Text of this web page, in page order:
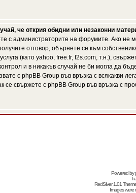
че открия обидни или незаконни
с администраторите на форумите. Ако не
отговор, обърнете се към
(като yahoo, free.fr, f2s.com, т.н.),
и в никакъв случай не би могла да
с phpBB Group във връзка с всякакви
се свържете с phpBB Group във връзка с
Powered by
RedSilver 1.01
Images were